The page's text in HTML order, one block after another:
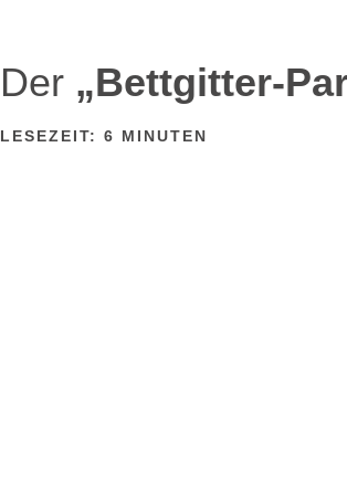
Der „Bettgitter-
LESEZEIT: 6 MINUTEN